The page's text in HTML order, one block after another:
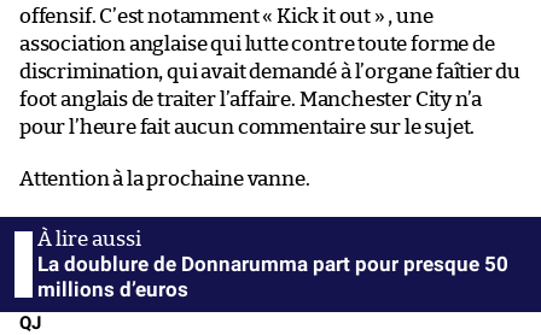
offensif. C’est notamment « Kick it out » , une
association anglaise qui lutte contre toute forme de
discrimination, qui avait demandé à l’organe faîtier du
foot anglais de traiter l’affaire. Manchester City n’a
pour l’heure fait aucun commentaire sur le sujet.
Attention à la prochaine vanne.
La doublure de Donnarumma part pour presque 50
millions d’euros
QJ